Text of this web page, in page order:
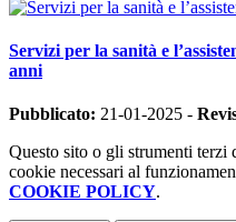
Servizi per la sanità e
anni
Pubblicato: 21-01-2025 -
Questo sito o gli strumenti terzi
cookie necessari al
COOKIE POLICY.